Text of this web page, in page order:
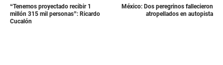
“Tenemos proyectado recibir 1
millón 315 mil personas”: Ricardo
Cucalón
México: Dos peregrinos fallecieron
atropellados en autopista